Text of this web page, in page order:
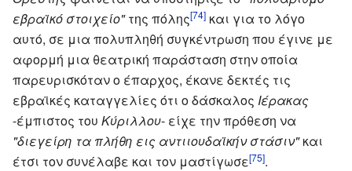
εβραϊκό στοιχείο"της πόλης[74] και για το λόγο
αυτό, σε μια πολυπληθή συγκέντρωση που έγινε με
αφορμή μια θεατρική παράσταση στην οποία
παρευρισκόταν ο έπαρχος, έκανε δεκτές τις
εβραϊκές καταγγελίες ότι ο δάσκαλος Ιέρακας
-έμπιστος του Κύριλλου- είχε την πρόθεση να
"διεγείρη τα πλήθη εις αντιιουδαϊκήν στάσιν"και
έτσι τον συνέλαβε και τον μαστίγωσε[75].